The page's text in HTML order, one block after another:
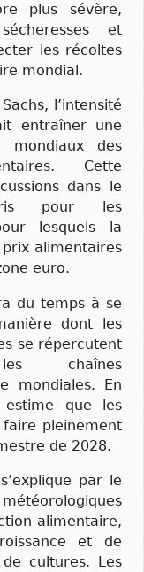
plus sévère,
et
les récoltes
mondial.
l’intensité
entraîner une
des
Cette
dans le
pour les
lesquels la
alimentaires
euro.
du temps à se
dont les
se répercutent
chaînes
mondiales. En
estime que les
pleinement
de 2028.
par le
alimentaire,
et de
cultures. Les